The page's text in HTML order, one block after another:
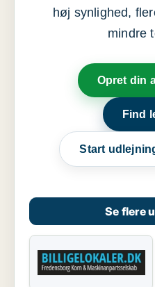
høj synlighed,
mindre
Opret din
Find
Start
Se flere